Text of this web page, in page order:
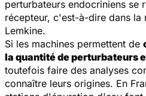
perturbateurs endocriniens se
récepteur, c'est-à-dire dans la
Lemkine.
Si les machines permettent de
la quantité de perturbateurs
toutefois faire des analyses
connaître leurs origines. En